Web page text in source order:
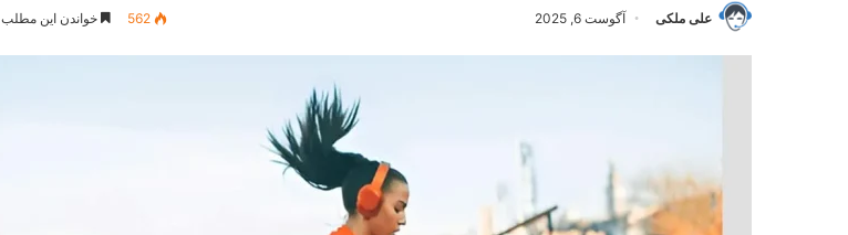
علی ملکی آگوست 6, 2025 562 خواندن این مطلب 11 دقیقه زمان میبرد